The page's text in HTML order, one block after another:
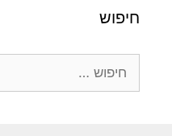
חיפוש